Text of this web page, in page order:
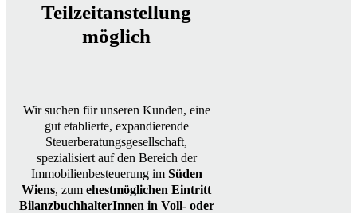
Teilzeitanstellung
möglich
Wir suchen für unseren Kunden, eine
gut etablierte, expandierende
Steuerberatungsgesellschaft,
spezialisiert auf den Bereich der
Immobilienbesteuerung im Süden
Wiens, zum ehestmöglichen Eintritt
BilanzbuchhalterInnen in Voll- oder